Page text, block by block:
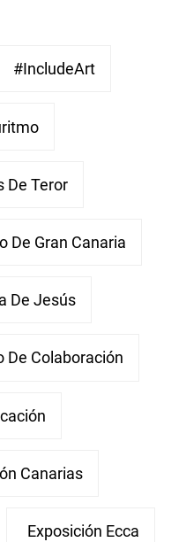
#IncludeArt
De Teror
De Gran Canaria
De Jesús
De Colaboración
Canarias
Exposición Ecca